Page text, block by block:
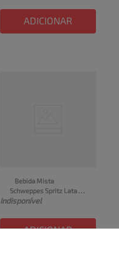
ADICIONAR
Bebida Mista
Schweppes Spritz Lata
269ml
Indisponível
ADICIONAR